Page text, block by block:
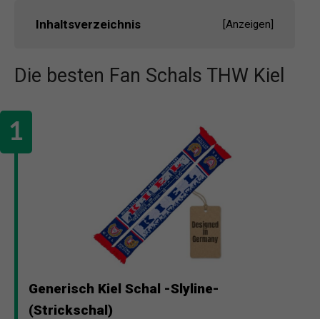
Inhaltsverzeichnis [Anzeigen]
Die besten Fan Schals THW Kiel
Generisch Kiel Schal -Slyline-
(Strickschal)